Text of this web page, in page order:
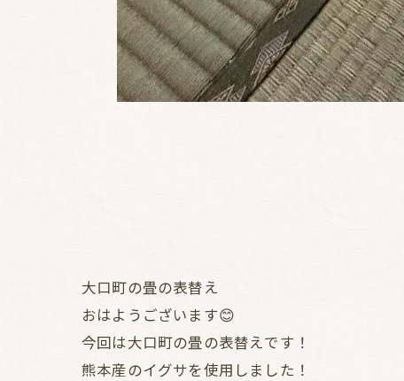
大口町の畳の表替え
おはようございます😊
今回は大口町の畳の表替えです！
熊本産のイグサを使用しました！